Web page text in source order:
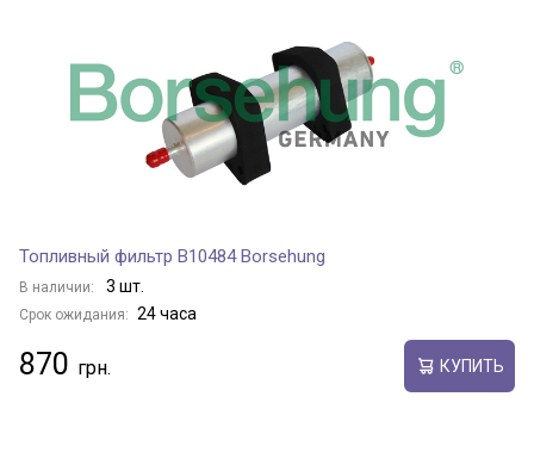
Топливный фильтр B10484 Borsehung
В наличии: 3 шт.
Срок ожидания: 24 часа
870 КУПИТЬ